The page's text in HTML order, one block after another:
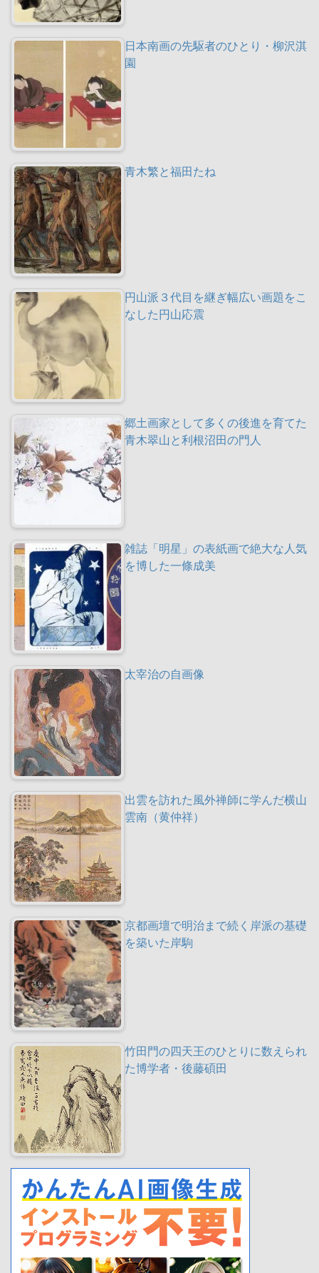
日本南画の先駆者のひとり・柳沢淇
園
青木繁と福田たね
円山派３代目を継ぎ幅広い画題をこ
なした円山応震
郷土画家として多くの後進を育てた
青木翠山と利根沼田の門人
雑誌「明星」の表紙画で絶大な人気
を博した一條成美
太宰治の自画像
出雲を訪れた風外禅師に学んだ横山
雲南（黄仲祥）
京都画壇で明治まで続く岸派の基礎
を築いた岸駒
竹田門の四天王のひとりに数えられ
た博学者・後藤碩田